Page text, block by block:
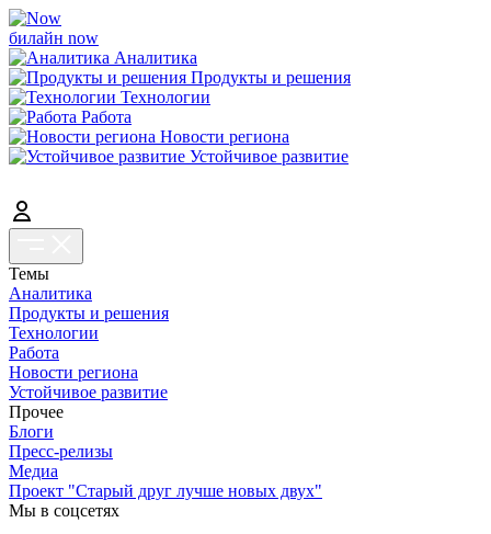
билайн now
Аналитика
Продукты и решения
Технологии
Работа
Новости региона
Устойчивое развитие
Темы
Аналитика
Продукты и решения
Технологии
Работа
Новости региона
Устойчивое развитие
Прочее
Блоги
Пресс-релизы
Медиа
Проект "Старый друг лучше новых двух"
Мы в соцсетях